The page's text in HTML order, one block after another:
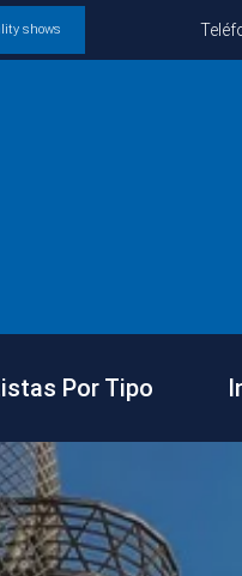
shows
Por Tipo